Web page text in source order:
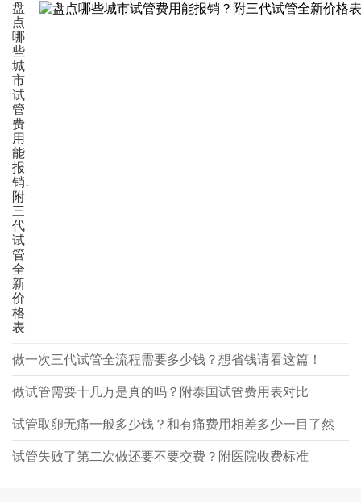
盘
点
哪
些
城
市
试
管
费
用
能
报
销？
附
三
代
试
管
全
新
价
格
表
做一次三代试管全流程需要多少钱？想省钱请看这篇！
做试管需要十几万是真的吗？附泰国试管费用表对比
试管取卵无痛一般多少钱？和有痛费用相差多少一目了然
试管失败了第二次做还要不要交费？附医院收费标准